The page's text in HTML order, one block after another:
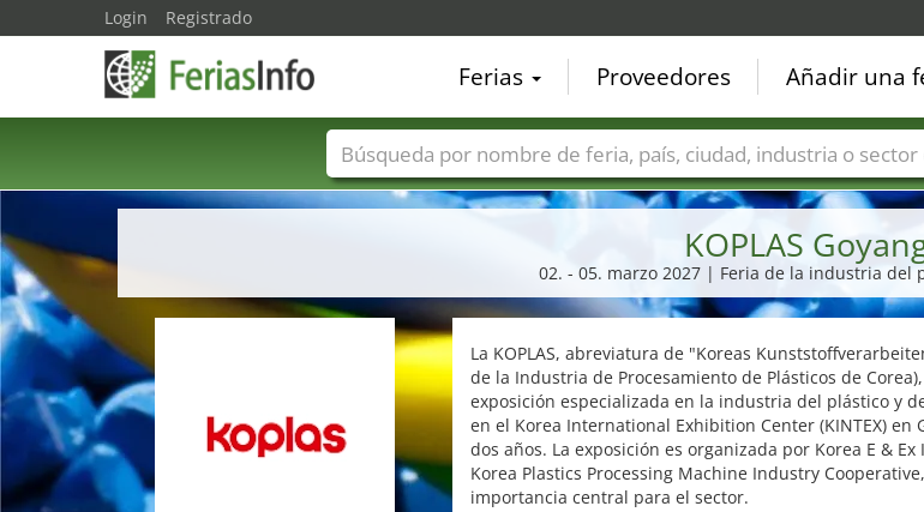
KOPLAS
02. - 05. marzo 2027 | Feria de la industria del
La KOPLAS, abreviatura de "Koreas
de la Industria de Procesamiento de Plásticos de
exposición especializada en la industria del plástico y
en el Korea International Exhibition Center (KINTEX) en
dos años. La exposición es organizada por Korea E &
Korea Plastics Processing Machine Industry
importancia central para el sector.
Login Registrado
Ferias Proveedores Añadir una
Nombres de ferias Países Ciudades Sectores de ferias